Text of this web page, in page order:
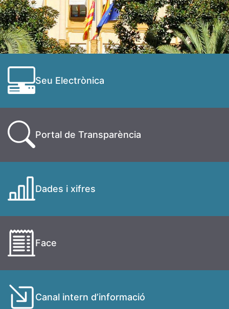
Seu Electrònica
Portal de Transparència
Dades i xifres
Face
Canal intern d’informació